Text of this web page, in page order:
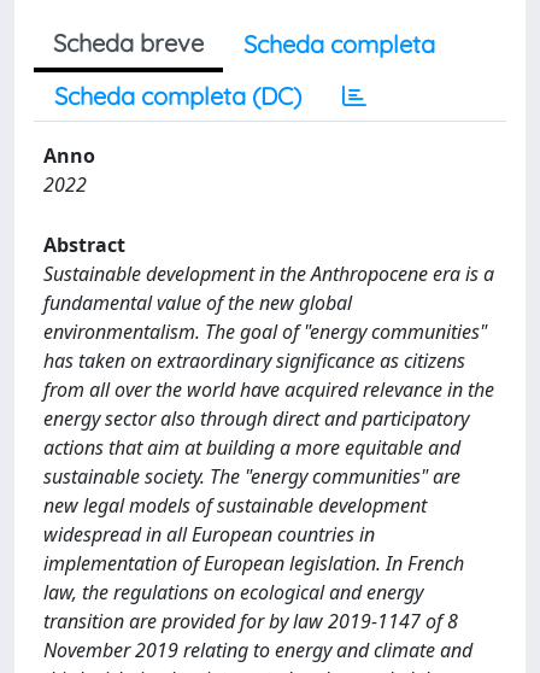
Scheda breve
Scheda completa
Scheda completa (DC)
Anno
2022
Abstract
Sustainable development in the Anthropocene era is a
fundamental value of the new global
environmentalism. The goal of "energy communities"
has taken on extraordinary significance as citizens
from all over the world have acquired relevance in the
energy sector also through direct and participatory
actions that aim at building a more equitable and
sustainable society. The "energy communities" are
new legal models of sustainable development
widespread in all European countries in
implementation of European legislation. In French
law, the regulations on ecological and energy
transition are provided for by law 2019-1147 of 8
November 2019 relating to energy and climate and